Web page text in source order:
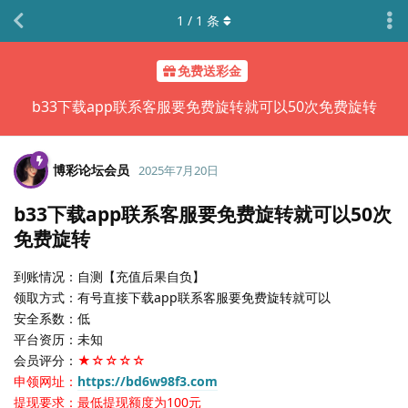
免费送彩金
b33下载app联系客服要免费旋转就可以50次免费旋转
1 / 1 条
博彩论坛会员 2025年7月20日
b33下载app联系客服要免费旋转就可以50次
免费旋转
到账情况：自测【充值后果自负】
领取方式：有号直接下载app联系客服要免费旋转就可以
安全系数：低
平台资历：未知
会员评分： ★☆☆☆☆
申领网址： https://bd6w98f3.com
提现要求：最低提现额度为100元